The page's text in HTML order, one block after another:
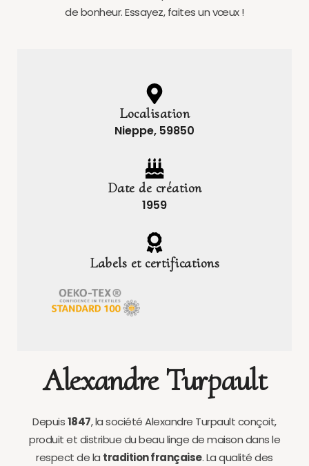
de bonheur. Essayez, faites un vœux !
Localisation
Nieppe, 59850
Date de création
1959
Labels et certifications
Alexandre Turpault
Depuis1847, la société Alexandre Turpault conçoit,
produit et distribue du beau linge de maison dans le
respect de la tradition française. La qualité des